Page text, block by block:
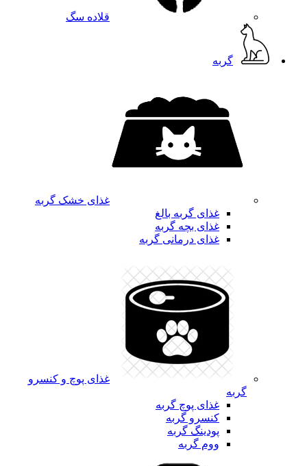
قلاده سگ
گربه
غذای خشک گربه
غذای گربه بالغ
غذای بچه گربه
غذای درمانی گربه
غذای پوچ و کنسرو
گربه
غذای پوچ گربه
کنسرو گربه
پودینگ گربه
ووم گربه